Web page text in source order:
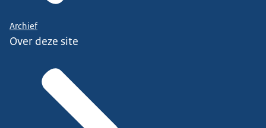
Archief
Over deze site